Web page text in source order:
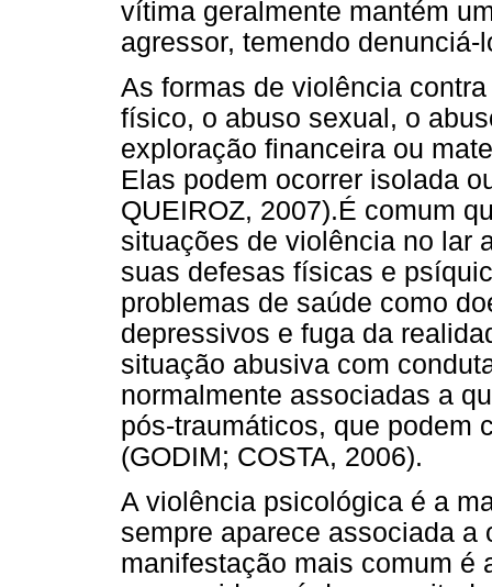
vítima geralmente mantém
agressor, temendo denunciá-
As formas de violência
físico, o abuso sexual, o
exploração financeira ou
Elas podem ocorrer isolada
QUEIROZ, 2007).É comum
situações de violência no lar
suas defesas físicas e
problemas de saúde como
depressivos e fuga da
situação abusiva com
normalmente associadas a
pós-traumáticos, que podem
(GODIM; COSTA, 2006).
A violência psicológica é a
sempre aparece associada a
manifestação mais comum é